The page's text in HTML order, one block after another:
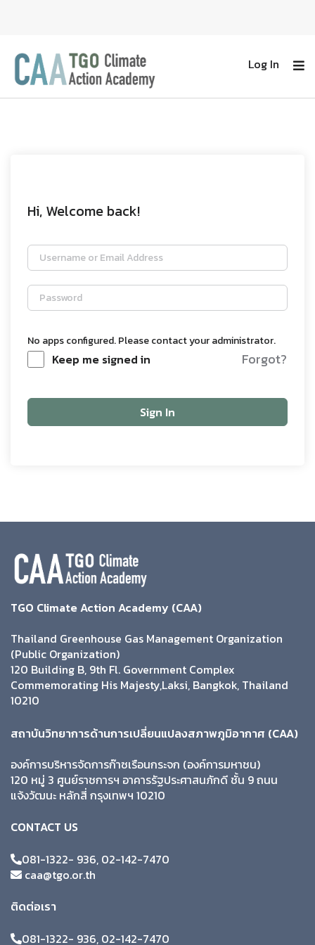
Log In
Hi, Welcome back!
No apps configured. Please contact your administrator.
Keep me signed in Forgot?
Sign In
TGO Climate Action Academy (CAA)
Thailand Greenhouse Gas Management Organization
(Public Organization)
120 Building B, 9th Fl. Government Complex
Commemorating His Majesty,Laksi, Bangkok, Thailand
10210
สถาบันวิทยาการด้านการเปลี่ยนแปลงสภาพภูมิอากาศ (CAA)
องค์การบริหารจัดการก๊าซเรือนกระจก (องค์การมหาชน)
120 หมู่ 3 ศูนย์ราชการฯ อาคารรัฐประศาสนภักดี ชั้น 9 ถนน
แจ้งวัฒนะ หลักสี่ กรุงเทพฯ 10210
CONTACT US
081-1322- 936, 02-142-7470
caa@tgo.or.th
ติดต่อเรา
081-1322- 936, 02-142-7470